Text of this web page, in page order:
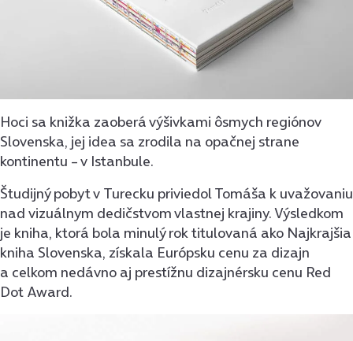
Hoci sa knižka zaoberá výšivkami ôsmych regiónov
Slovenska, jej idea sa zrodila na opačnej strane
kontinentu – v Istanbule.
Študijný pobyt v Turecku priviedol Tomáša k uvažovaniu
nad vizuálnym dedičstvom vlastnej krajiny. Výsledkom
je kniha, ktorá bola minulý rok titulovaná ako Najkrajšia
kniha Slovenska, získala Európsku cenu za dizajn
a celkom nedávno aj prestížnu dizajnérsku cenu Red
Dot Award.